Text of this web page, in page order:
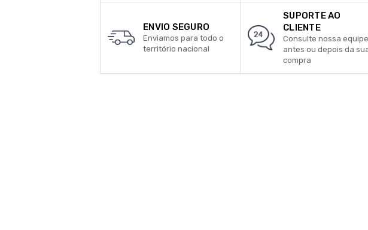
ENVIO SEGURO
Enviamos para todo o
território nacional
SUPORTE AO
CLIENTE
Consulte nossa equipe
antes ou depois da
compra